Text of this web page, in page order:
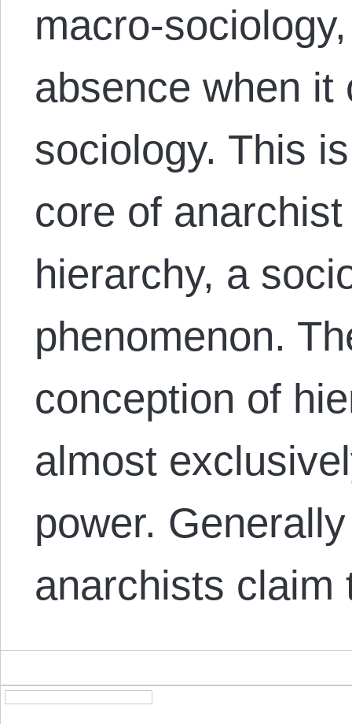
macro-
absence when
sociology. This
core of
hierarchy, a
phenomenon.
conception of
almost
power.
anarchists